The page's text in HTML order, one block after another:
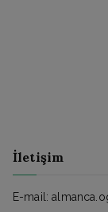
İletişim
E-mail: